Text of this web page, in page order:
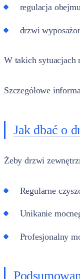
regulacja
drzwi
W takich sytuacjach
Szczegółowe
Jak dbać o
Żeby drzwi
Regularne
Unikanie
Profesjonalny